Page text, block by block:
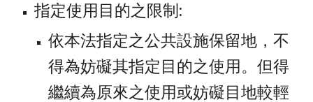
指定使用目的之限制:
依本法指定之公共設施保留地，不
得為妨礙其指定目的之使用。但得
繼續為原來之使用或妨礙目地較輕